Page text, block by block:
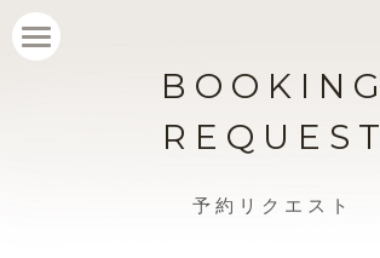
FACILITIES
EXPERIENCE
B O O K I N G
R E Q U E S T
予 約 リ ク エ ス ト